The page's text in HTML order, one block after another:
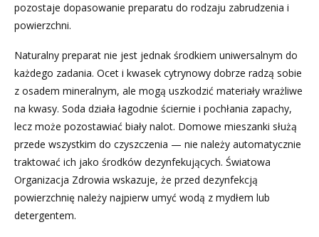
pozostaje dopasowanie preparatu do rodzaju zabrudzenia i
powierzchni.
Naturalny preparat nie jest jednak środkiem uniwersalnym do
każdego zadania. Ocet i kwasek cytrynowy dobrze radzą sobie
z osadem mineralnym, ale mogą uszkodzić materiały wrażliwe
na kwasy. Soda działa łagodnie ściernie i pochłania zapachy,
lecz może pozostawiać biały nalot. Domowe mieszanki służą
przede wszystkim do czyszczenia — nie należy automatycznie
traktować ich jako środków dezynfekujących. Światowa
Organizacja Zdrowia wskazuje, że przed dezynfekcją
powierzchnię należy najpierw umyć wodą z mydłem lub
detergentem.